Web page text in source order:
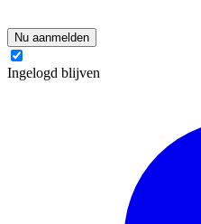
Nu aanmelden
Ingelogd blijven